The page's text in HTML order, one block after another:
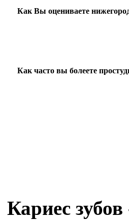
Как Вы оцениваете
Как часто вы болеете
Кариес зубов